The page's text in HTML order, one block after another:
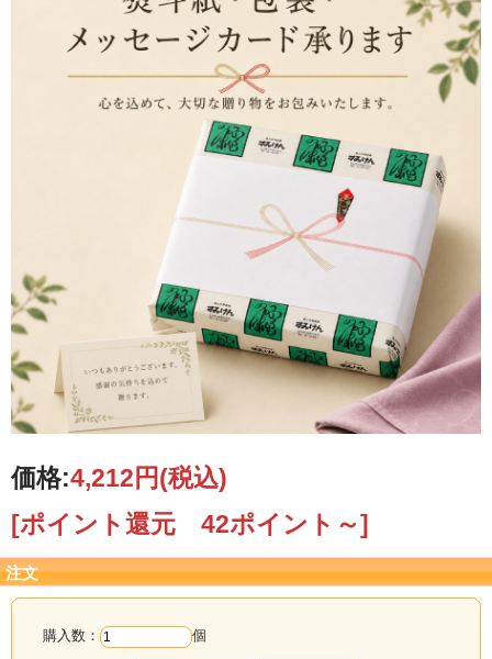
価格:4,212円(税込)
[ポイント還元 42ポイント～]
注文
購入数： 個